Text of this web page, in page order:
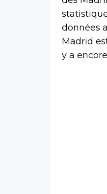
données
Madrid
y a